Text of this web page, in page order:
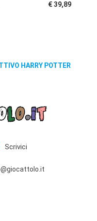
€ 39,89
HARRY POTTER
Scrivici